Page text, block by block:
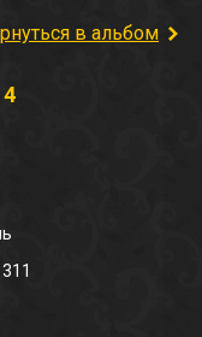
в альбом
4